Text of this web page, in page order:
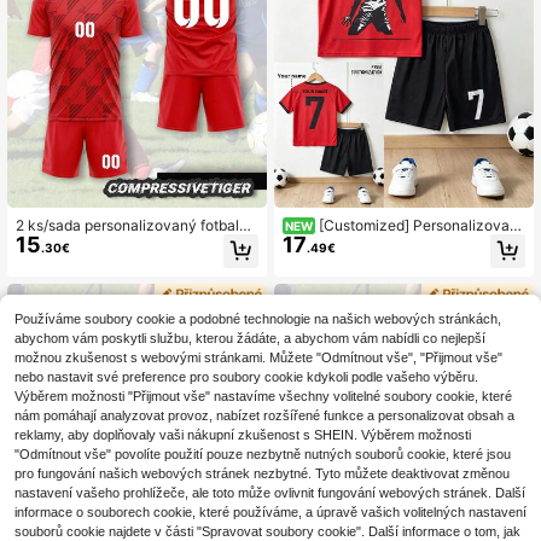
2 ks/sada personalizovaný fotbalov
ý dres pro malé chlapce – přizpůsob
itelný potisk jména a čísla, pruhova
m + šortky, rychleschnoucí sportov
ní outfit, potisk písmen, ideální dáre
k pro něj/ni, připraven na zápas, zp
ět do školy
15.30€
NEW [Customized] Personalizovan
á fotbalová sada s jménem a číslem
#7 ve stylu celebrity, 2 ks, pro chla
rátký rukáv a šortky, polyester, vho
dná na sport, trénink a volný čas, id
eální volba do exteriéru
17.49€
Používáme soubory cookie a podobné technologie na našich webových stránkách,
abychom vám poskytli službu, kterou žádáte, a abychom vám nabídli co nejlepší
možnou zkušenost s webovými stránkami. Můžete "Odmítnout vše", "Přijmout vše"
nebo nastavit své preference pro soubory cookie kdykoli podle vašeho výběru.
Výběrem možnosti "Přijmout vše" nastavíme všechny volitelné soubory cookie, které
nám pomáhají analyzovat provoz, nabízet rozšířené funkce a personalizovat obsah a
reklamy, aby doplňovaly vaši nákupní zkušenost s SHEIN. Výběrem možnosti
"Odmítnout vše" povolíte použití pouze nezbytně nutných souborů cookie, které jsou
pro fungování našich webových stránek nezbytné. Tyto můžete deaktivovat změnou
nastavení vašeho prohlížeče, ale toto může ovlivnit fungování webových stránek. Další
informace o souborech cookie, které používáme, a úpravě vašich volitelných nastavení
souborů cookie najdete v části "Spravovat soubory cookie". Další informace o tom, jak